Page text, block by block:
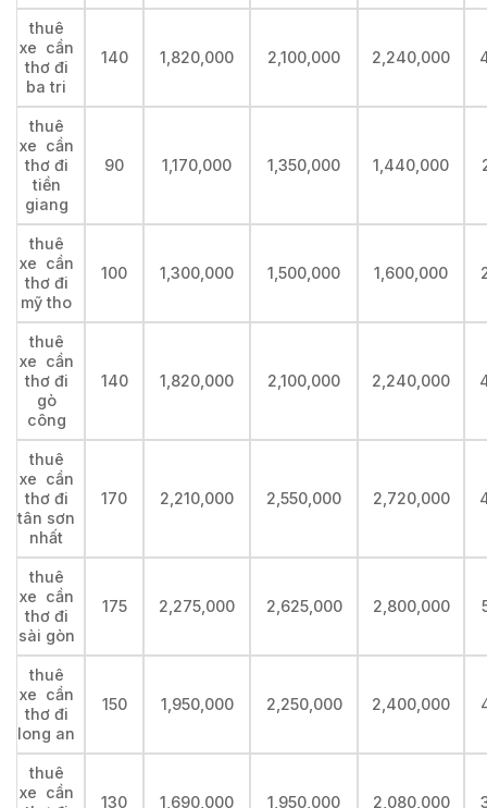
thuê
xe cần
thơ đi
ba tri
140 1,820,000 2,100,000 2,240,000
thuê
xe cần
thơ đi
tiền
giang
90 1,170,000 1,350,000 1,440,000
thuê
xe cần
thơ đi
mỹ tho
100 1,300,000 1,500,000 1,600,000
thuê
xe cần
thơ đi
gò
công
140 1,820,000 2,100,000 2,240,000
thuê
xe cần
thơ đi
tân sơn
nhất
170 2,210,000 2,550,000 2,720,000
thuê
xe cần
thơ đi
sài gòn
175 2,275,000 2,625,000 2,800,000
thuê
xe cần
thơ đi
long an
150 1,950,000 2,250,000 2,400,000
thuê
xe cần
130 1,690,000 1,950,000 2,080,000